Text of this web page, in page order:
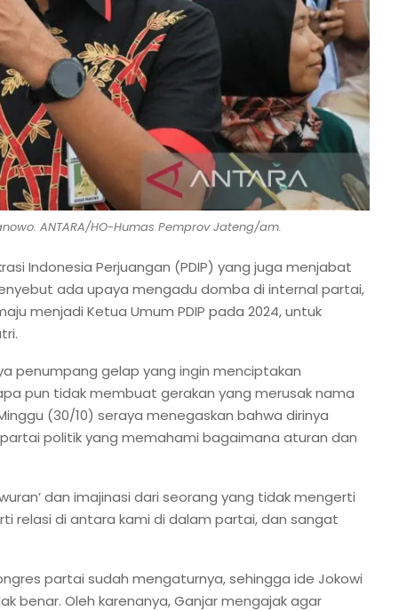
ANTARA/HO-Humas Pemprov Jateng/am.
Indonesia Perjuangan (PDIP) yang juga menjabat
ada upaya mengadu domba di internal partai,
menjadi Ketua Umum PDIP pada 2024, untuk
penumpang gelap yang ingin menciptakan
pun tidak membuat gerakan yang merusak nama
(30/10) seraya menegaskan bahwa dirinya
politik yang memahami bagaimana aturan dan
dan imajinasi dari seorang yang tidak mengerti
relasi di antara kami di dalam partai, dan sangat
partai sudah mengaturnya, sehingga ide Jokowi
benar. Oleh karenanya, Ganjar mengajak agar